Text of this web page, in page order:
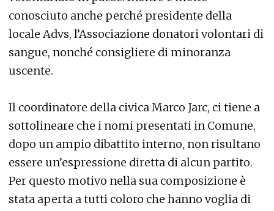
conosciuto anche perché presidente della
locale Advs, l’Associazione donatori volontari di
sangue, nonché consigliere di minoranza
uscente.
Il coordinatore della civica Marco Jarc, ci tiene a
sottolineare che i nomi presentati in Comune,
dopo un ampio dibattito interno, non risultano
essere un’espressione diretta di alcun partito.
Per questo motivo nella sua composizione è
stata aperta a tutti coloro che hanno voglia di